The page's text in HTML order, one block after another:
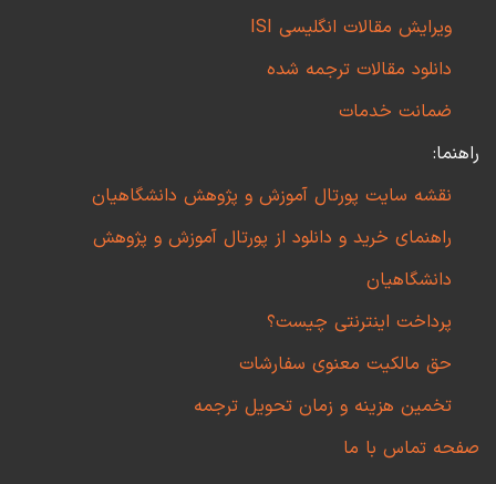
ویرایش مقالات انگلیسی ISI
دانلود مقالات ترجمه شده
ضمانت خدمات
راهنما:
نقشه سایت پورتال آموزش و پژوهش دانشگاهیان
راهنمای خرید و دانلود از پورتال آموزش و پژوهش
دانشگاهیان
پرداخت اینترنتی چیست؟
حق مالکیت معنوی سفارشات
تخمین هزینه و زمان تحویل ترجمه
صفحه تماس با ما